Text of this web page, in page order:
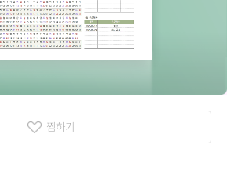
찜하기